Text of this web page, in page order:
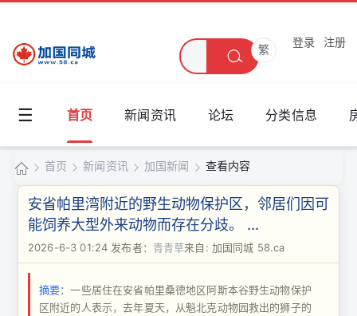
繁
登录 注册
☰ 首页 新闻资讯 论坛 分类信息
加
国
同
城
›
首页
›
新闻资讯
›
加国新闻
›
查看内容
安省帕里湾附近的野生动物保护区，邻居们因可
能饲养大型外来动物而存在分歧。 ...
2026-6-3 01:24 发布者： 青青草来自: 加国同城 58.ca
摘要：一些居住在安省帕里桑德地区阿斯本谷野生动物保护
区附近的人表示，去年夏天，从魁北克动物园救出的狮子的